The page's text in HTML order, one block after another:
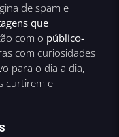
de spam e
que
com o público-
com curiosidades
para o dia a dia,
curtirem e